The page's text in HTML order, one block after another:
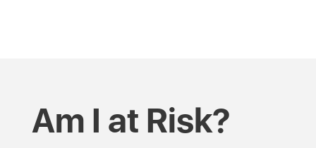
Am I at Risk?